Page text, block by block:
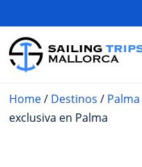
Home/ Destinos / Palma
exclusiva en Palma